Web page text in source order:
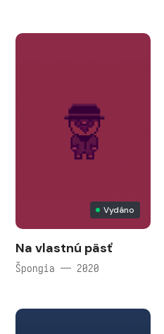
Vydáno
Na vlastnú päsť
Špongia — 2020